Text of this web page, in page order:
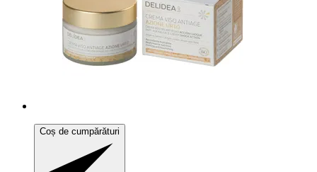
Coș de cumpărături